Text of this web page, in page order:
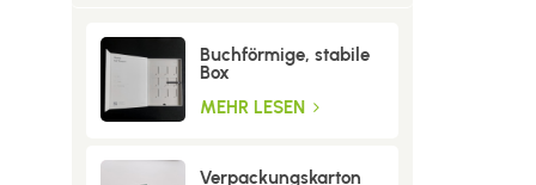
Buchförmige, stabile
Box
MEHR LESEN
Verpackungskarton